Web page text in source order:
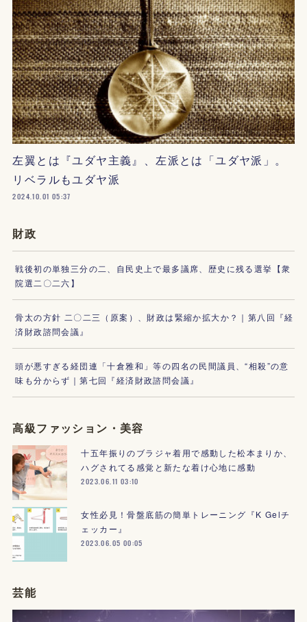
左翼とは『ユダヤ主義』、左派とは「ユダヤ派」。
リベラルもユダヤ派
2024.10.01 05:37
財政
戦後初の単独三分の二、自民史上で最多議席、歴史に残る選挙【衆
院選二〇二六】
骨太の方針 二〇二三（原案）、財政は緊縮か拡大か？｜第八回『経
済財政諮問会議』
頭が悪すぎる経団連「十倉雅和」等の四名の民間議員、“相殺”の意
味も分からず｜第七回『経済財政諮問会議』
高級ファッション・美容
十五年振りのブラジャ着用で感動した松本まりか、
ハグされてる感覚と新たな着け心地に感動
2023.06.11 03:10
女性必見！骨盤底筋の簡単トレーニング『K Gelチ
ェッカー』
2023.06.05 00:05
芸能